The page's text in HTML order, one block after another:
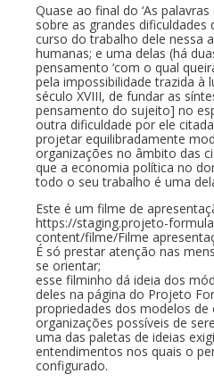
Quase ao final do ‘As
sobre as grandes
curso do trabalho dele nessa
humanas; e uma delas (há
pensamento ‘com o qual
pela impossibilidade trazida à
século XVIII, de fundar as
pensamento do sujeito] no
outra dificuldade por ele
projetar equilibradamente
organizações no âmbito das
que a economia política no
todo o seu trabalho é uma
Este é um filme de
https://staging.projeto-
content/filme/Filme
É só prestar atenção nas
se orientar;
esse filminho dá ideia dos
deles na página do Projeto
propriedades dos modelos de
organizações possíveis de
uma das paletas de ideias
entendimentos nos quais o
configurado.